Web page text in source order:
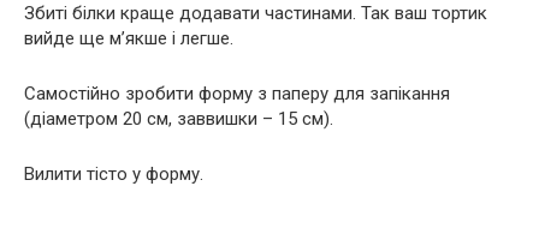
Збиті білки краще додавати частинами. Так ваш тортик
вийде ще м’якше і легше.
Самостійно зробити форму з паперу для запікання
(діаметром 20 см, заввишки – 15 см).
Вилити тісто у форму.